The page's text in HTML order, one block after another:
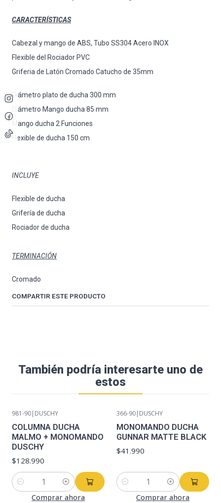
CARACTERÍSTICAS
Cabezal y mango de ABS, Tubo SS304 Acero INOX
Flexible del Rociador PVC
Griferia de Latón Cromado Catucho de 35mm
Diámetro plato de ducha 300 mm
Diámetro Mango ducha 85 mm
Mango ducha 2 Funciones
Flexible de ducha 150 cm
INCLUYE
Flexible de ducha
Grifería de ducha
Rociador de ducha
TERMINACIÓN
Cromado
COMPARTIR ESTE PRODUCTO
También podría interesarte uno de
estos
981-90| DUSCHY
COLUMNA DUCHA
MALMO + MONOMANDO
DUSCHY
$128.990
Cantidad
Comprar ahora
366-90| DUSCHY
MONOMANDO DUCHA
GUNNAR MATTE BLACK
$41.990
Cantidad
Comprar ahora